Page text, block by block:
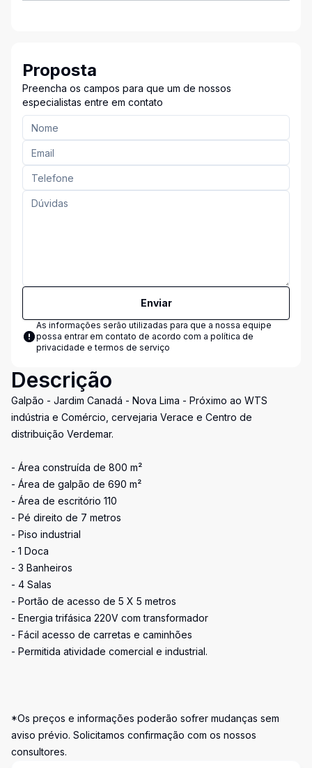
Proposta
Preencha os campos para que um de nossos
especialistas entre em contato
Enviar
As informações serão utilizadas para que a nossa equipe
possa entrar em contato de acordo com a política de
privacidade e termos de serviço
Descrição
Galpão - Jardim Canadá - Nova Lima - Próximo ao WTS
indústria e Comércio, cervejaria Verace e Centro de
distribuição Verdemar.
- Área construída de 800 m²
- Área de galpão de 690 m²
- Área de escritório 110
- Pé direito de 7 metros
- Piso industrial
- 1 Doca
- 3 Banheiros
- 4 Salas
- Portão de acesso de 5 X 5 metros
- Energia trifásica 220V com transformador
- Fácil acesso de carretas e caminhões
- Permitida atividade comercial e industrial.
*Os preços e informações poderão sofrer mudanças sem
aviso prévio. Solicitamos confirmação com os nossos
consultores.